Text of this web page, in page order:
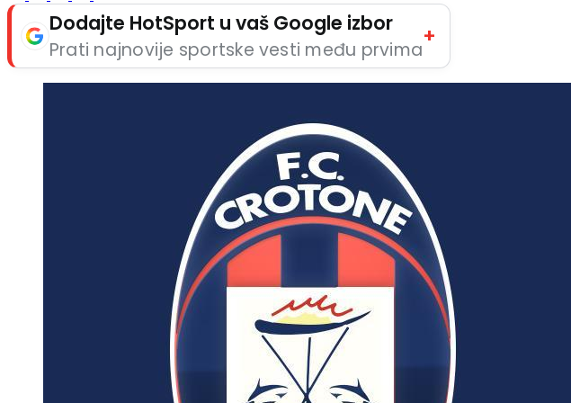
Dodajte HotSport u vaš Google izbor
Prati najnovije sportske vesti među prvima
+